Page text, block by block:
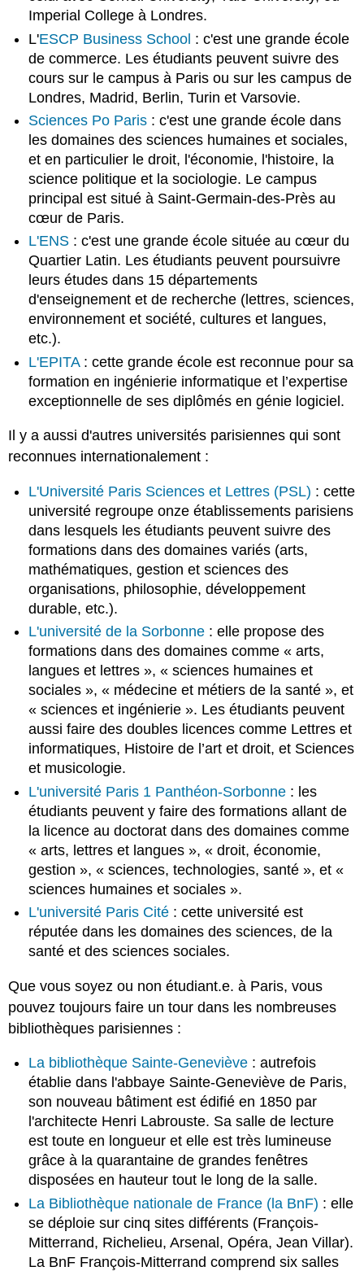
Imperial College à Londres.
L'ESCP Business School : c'est une grande école
de commerce. Les étudiants peuvent suivre des
cours sur le campus à Paris ou sur les campus de
Londres, Madrid, Berlin, Turin et Varsovie.
Sciences Po Paris : c'est une grande école dans
les domaines des sciences humaines et sociales,
et en particulier le droit, l'économie, l'histoire, la
science politique et la sociologie. Le campus
principal est situé à Saint-Germain-des-Près au
cœur de Paris.
L'ENS : c'est une grande école située au cœur du
Quartier Latin. Les étudiants peuvent poursuivre
leurs études dans 15 départements
d'enseignement et de recherche (lettres, sciences,
environnement et société, cultures et langues,
etc.).
L'EPITA: cette grande école est reconnue pour sa
formation en ingénierie informatique et l’expertise
exceptionnelle de ses diplômés en génie logiciel.
Il y a aussi d'autres universités parisiennes qui sont
reconnues internationalement :
L'Université Paris Sciences et Lettres (PSL) : cette
université regroupe onze établissements parisiens
dans lesquels les étudiants peuvent suivre des
formations dans des domaines variés (arts,
mathématiques, gestion et sciences des
organisations, philosophie, développement
durable, etc.).
L'université de la Sorbonne : elle propose des
formations dans des domaines comme « arts,
langues et lettres », « sciences humaines et
sociales », « médecine et métiers de la santé », et
« sciences et ingénierie ». Les étudiants peuvent
aussi faire des doubles licences comme Lettres et
informatiques, Histoire de l’art et droit, et Sciences
et musicologie.
L'université Paris 1 Panthéon-Sorbonne : les
étudiants peuvent y faire des formations allant de
la licence au doctorat dans des domaines comme
« arts, lettres et langues », « droit, économie,
gestion », « sciences, technologies, santé », et «
sciences humaines et sociales ».
L'université Paris Cité : cette université est
réputée dans les domaines des sciences, de la
santé et des sciences sociales.
Que vous soyez ou non étudiant.e. à Paris, vous
pouvez toujours faire un tour dans les nombreuses
bibliothèques parisiennes :
La bibliothèque Sainte-Geneviève : autrefois
établie dans l'abbaye Sainte-Geneviève de Paris,
son nouveau bâtiment est édifié en 1850 par
l'architecte Henri Labrouste. Sa salle de lecture
est toute en longueur et elle est très lumineuse
grâce à la quarantaine de grandes fenêtres
disposées en hauteur tout le long de la salle.
La Bibliothèque nationale de France (la BnF) : elle
se déploie sur cinq sites différents (François-
Mitterrand, Richelieu, Arsenal, Opéra, Jean Villar).
La BnF François-Mitterrand comprend six salles